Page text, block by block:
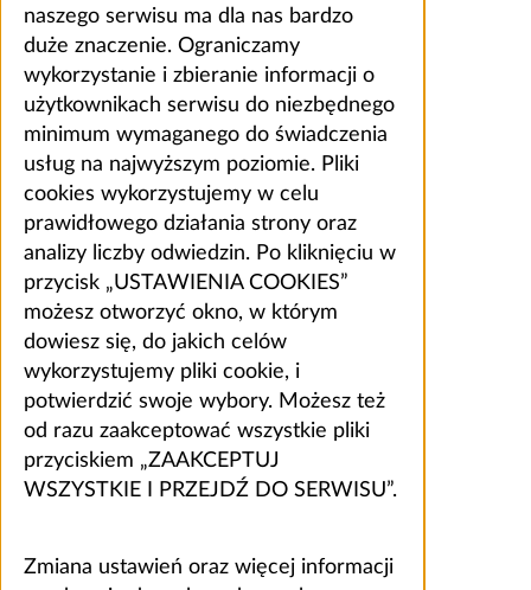
naszego serwisu ma dla nas bardzo
duże znaczenie. Ograniczamy
wykorzystanie i zbieranie informacji o
użytkownikach serwisu do niezbędnego
minimum wymaganego do świadczenia
usług na najwyższym poziomie. Pliki
cookies wykorzystujemy w celu
prawidłowego działania strony oraz
analizy liczby odwiedzin. Po kliknięciu w
przycisk „USTAWIENIA COOKIES”
możesz otworzyć okno, w którym
dowiesz się, do jakich celów
wykorzystujemy pliki cookie, i
potwierdzić swoje wybory. Możesz też
od razu zaakceptować wszystkie pliki
przyciskiem „ZAAKCEPTUJ
WSZYSTKIE I PRZEJDŹ DO SERWISU”.
Zmiana ustawień oraz więcej informacji